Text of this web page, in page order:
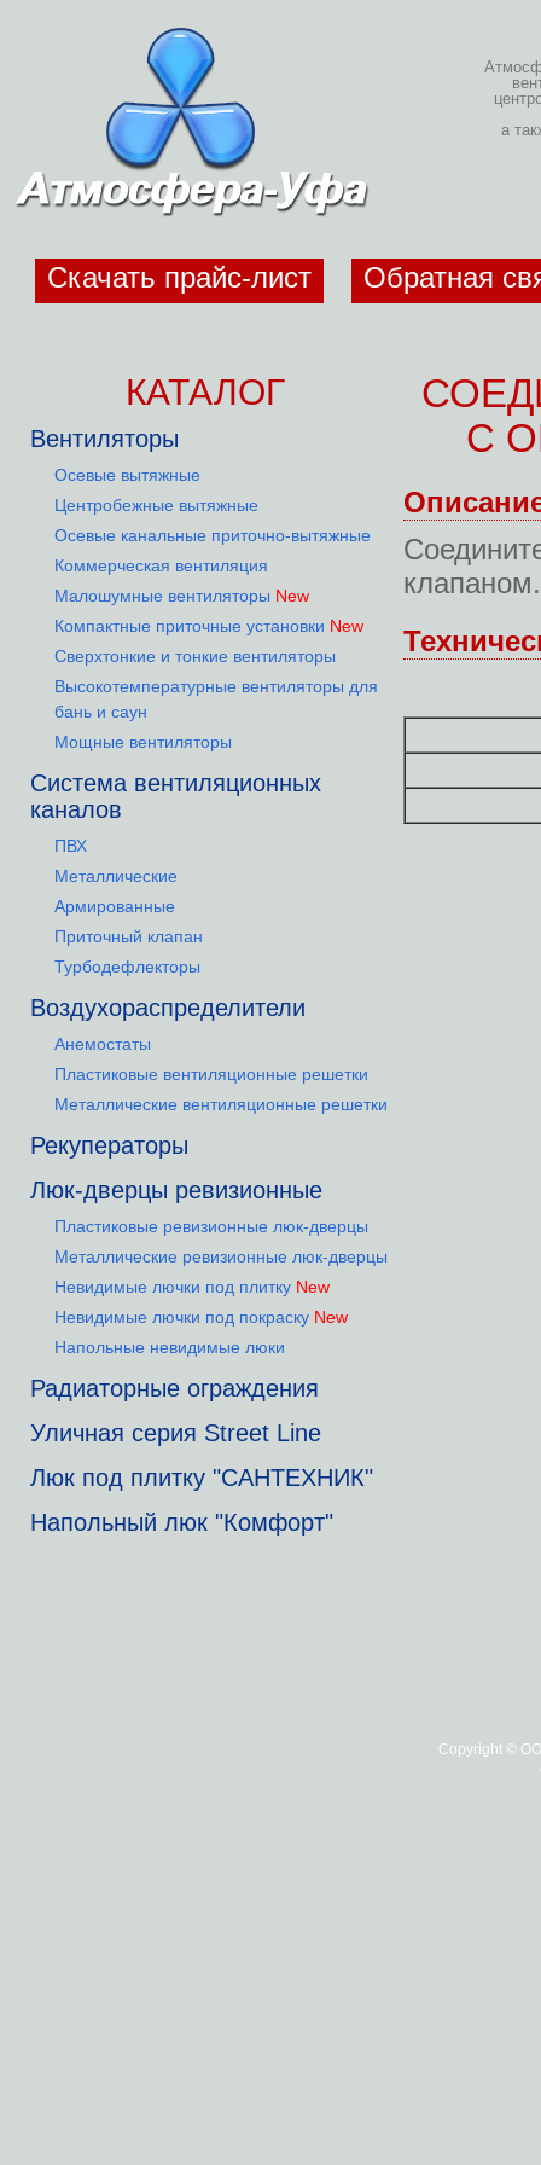
а
Скачать прайс-лист Обратная
КАТАЛОГ
Вентиляторы
Осевые вытяжные
Центробежные вытяжные
Осевые канальные приточно-вытяжные
Коммерческая вентиляция
Малошумные вентиляторы New
Компактные приточные установки New
Сверхтонкие и тонкие вентиляторы
Высокотемпературные вентиляторы для
бань и саун
Мощные вентиляторы
Система вентиляционных
каналов
ПВХ
Металлические
Армированные
Приточный клапан
Турбодефлекторы
Воздухораспределители
Анемостаты
Пластиковые вентиляционные решетки
Металлические вентиляционные решетки
Рекуператоры
Люк-дверцы ревизионные
Пластиковые ревизионные люк-дверцы
Металлические ревизионные люк-дверцы
Невидимые лючки под плитку New
Невидимые лючки под покраску New
Напольные невидимые люки
Радиаторные ограждения
Уличная серия Street Line
Люк под плитку "САНТЕХНИК"
Напольный люк "Комфорт"
С
Copyright ©